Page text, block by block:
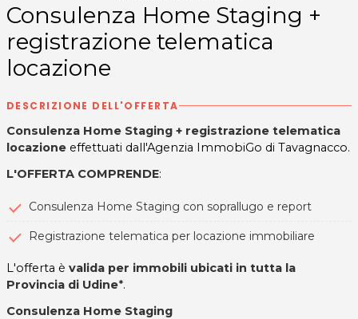
Consulenza Home Staging +
registrazione telematica
locazione
DESCRIZIONE DELL'OFFERTA
Consulenza Home Staging + registrazione telematica
locazione effettuati dall'Agenzia ImmobiGo di Tavagnacco.
L'OFFERTA COMPRENDE:
Consulenza Home Staging con soprallugo e report
Registrazione telematica per locazione immobiliare
L'offerta è valida per immobili ubicati in tutta la
Provincia di Udine*.
Consulenza Home Staging